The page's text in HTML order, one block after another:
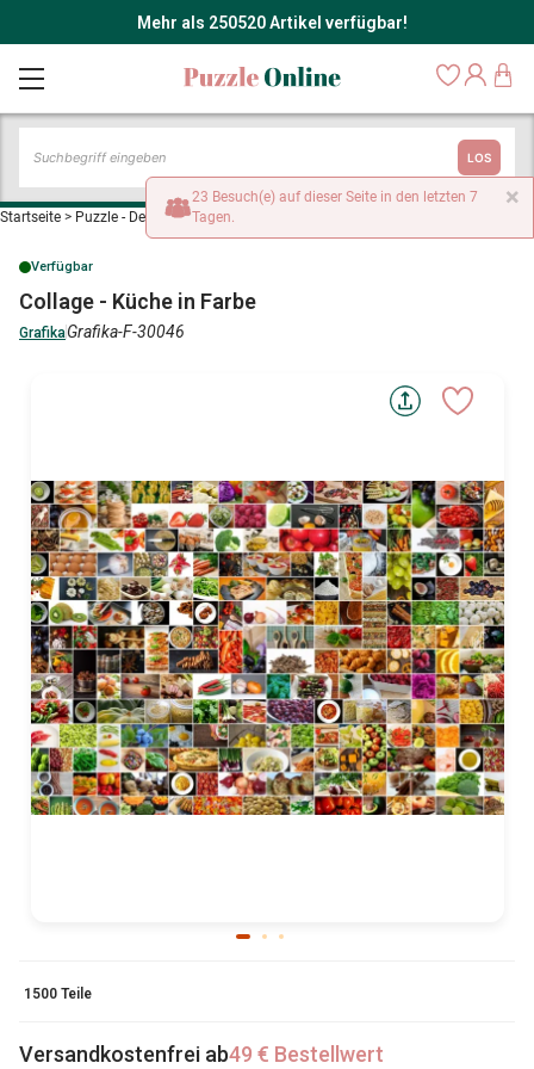
Mehr als 250520 Artikel verfügbar!
LOS
Startseite > Puzzle - Dekoration kulinarisch
Verfügbar
Collage - Küche in Farbe
GrafikaGrafika-F-30046
1500 Teile
Versandkostenfrei ab49 € Bestellwert
×
23 Besuch(e) auf dieser Seite in den letzten 7
Tagen.